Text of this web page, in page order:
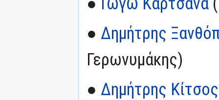
● Δημήτρης
Γερωνυμάκης)
● Δημήτρης Κίτσος